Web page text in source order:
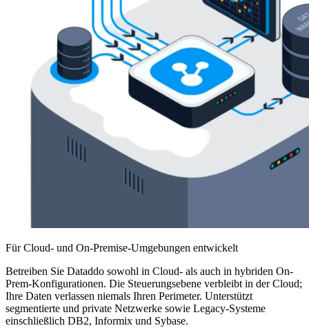
Für Cloud- und On-Premise-Umgebungen entwickelt
Betreiben Sie Dataddo sowohl in Cloud- als auch in hybriden On-
Prem-Konfigurationen. Die Steuerungsebene verbleibt in der Cloud;
Ihre Daten verlassen niemals Ihren Perimeter. Unterstützt
segmentierte und private Netzwerke sowie Legacy-Systeme
einschließlich DB2, Informix und Sybase.